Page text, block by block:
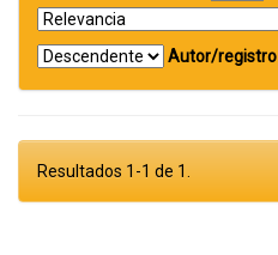
Autor/registro
Resultados 1-1 de 1.